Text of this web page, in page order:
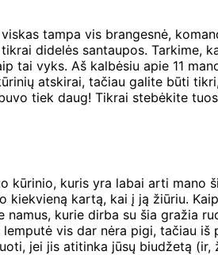
tampa vis brangesnė,
didelės santaupos. Tarkime,
tai vyks. Aš kalbėsiu apie 11
atskirai, tačiau galite būti
tiek daug! Tikrai stebėkite
kūrinio, kuris yra labai arti mano
kiekvieną kartą, kai į ją žiūriu.
namus, kurie dirba su šia gražia
vis dar nėra pigi, tačiau
jei jis atitinka jūsų biudžetą (ir,